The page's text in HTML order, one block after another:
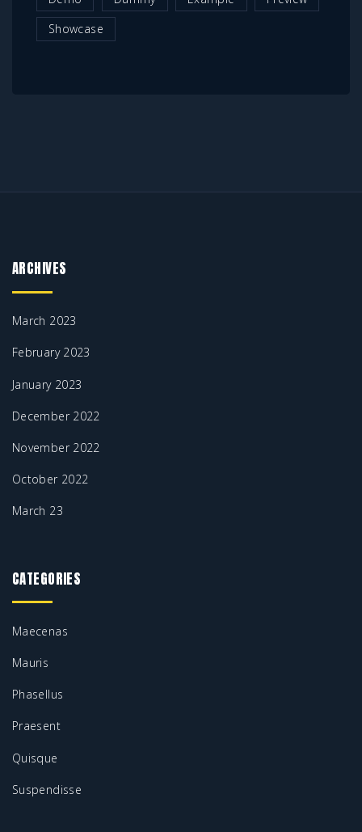
Showcase
ARCHIVES
March 2023
February 2023
January 2023
December 2022
November 2022
October 2022
March 23
CATEGORIES
Maecenas
Mauris
Phasellus
Praesent
Quisque
Suspendisse